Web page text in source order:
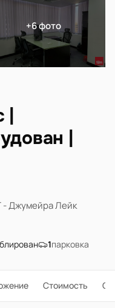
+6 фото
|
- Джумейра Лейк
1парковка
Стоимость О